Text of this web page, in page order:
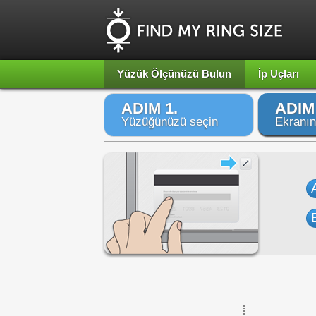
Yüzük Ölçünüzü Bulun İp Uçları
ADIM 1.
Yüzüğünüzü seçin